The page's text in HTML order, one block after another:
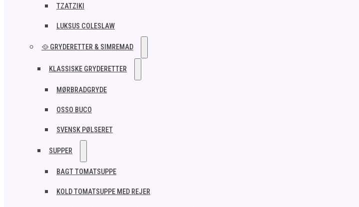
TZATZIKI
LUKSUS COLESLAW
🥘 GRYDERETTER & SIMREMAD
KLASSISKE GRYDERETTER
MØRBRADGRYDE
OSSO BUCO
SVENSK PØLSERET
SUPPER
BAGT TOMATSUPPE
KOLD TOMATSUPPE MED REJER